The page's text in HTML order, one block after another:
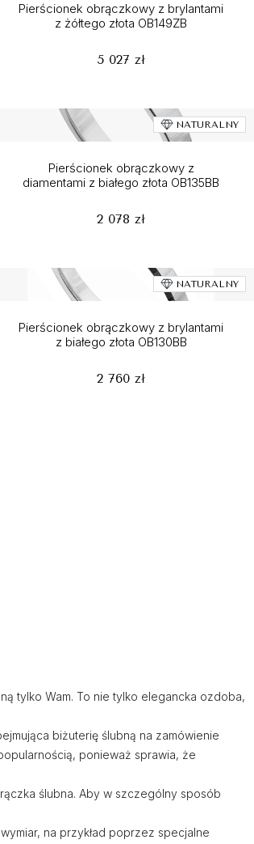
Pierścionek obrączkowy z brylantami
z żółtego złota OB149ZB
5 027 zł
NATURALNY
Pierścionek obrączkowy z
diamentami z białego złota OB135BB
2 078 zł
NATURALNY
Pierścionek obrączkowy z brylantami
z białego złota OB130BB
2 760 zł
tylko Wam. To nie tylko elegancka ozdoba,
biżuterię ślubną na zamówienie
ponieważ sprawia, że
ślubna. Aby w szczególny sposób
na przykład poprzez specjalne